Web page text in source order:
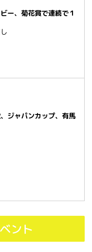
ー、菊花賞で連続で１
ジャパンカップ、有馬
ント